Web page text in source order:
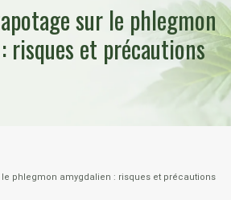
sur le phlegmon
risques et précautions
phlegmon amygdalien : risques et précautions